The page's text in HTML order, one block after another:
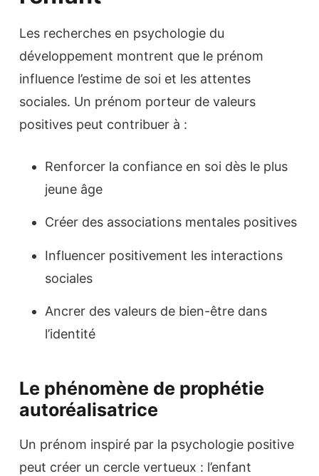
Les recherches en psychologie du
développement montrent que le prénom
influence l’estime de soi et les attentes
sociales. Un prénom porteur de valeurs
positives peut contribuer à :
Renforcer la confiance en soi dès le plus
jeune âge
Créer des associations mentales positives
Influencer positivement les interactions
sociales
Ancrer des valeurs de bien-être dans
l’identité
Le phénomène de prophétie
autoréalisatrice
Un prénom inspiré par la psychologie positive
peut créer un cercle vertueux : l’enfant